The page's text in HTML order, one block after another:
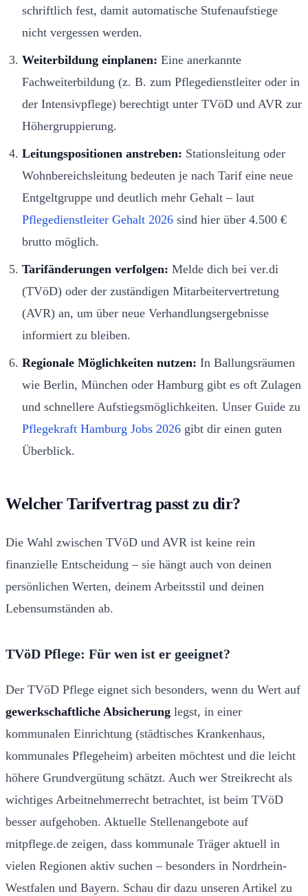
schriftlich fest, damit automatische Stufenaufstiege
nicht vergessen werden.
Weiterbildung einplanen: Eine anerkannte
Fachweiterbildung (z. B. zum Pflegedienstleiter oder in
der Intensivpflege) berechtigt unter TVöD und AVR zur
Höhergruppierung.
Leitungspositionen anstreben: Stationsleitung oder
Wohnbereichsleitung bedeuten je nach Tarif eine neue
Entgeltgruppe und deutlich mehr Gehalt – laut
Pflegedienstleiter Gehalt 2026 sind hier über 4.500 €
brutto möglich.
Tarifänderungen verfolgen: Melde dich bei ver.di
(TVöD) oder der zuständigen Mitarbeitervertretung
(AVR) an, um über neue Verhandlungsergebnisse
informiert zu bleiben.
Regionale Möglichkeiten nutzen: In Ballungsräumen
wie Berlin, München oder Hamburg gibt es oft Zulagen
und schnellere Aufstiegsmöglichkeiten. Unser Guide zu
Pflegekraft Hamburg Jobs 2026 gibt dir einen guten
Überblick.
Welcher Tarifvertrag passt zu dir?
Die Wahl zwischen TVöD und AVR ist keine rein
finanzielle Entscheidung – sie hängt auch von deinen
persönlichen Werten, deinem Arbeitsstil und deinen
Lebensumständen ab.
TVöD Pflege: Für wen ist er geeignet?
Der TVöD Pflege eignet sich besonders, wenn du Wert auf
gewerkschaftliche Absicherung legst, in einer
kommunalen Einrichtung (städtisches Krankenhaus,
kommunales Pflegeheim) arbeiten möchtest und die leicht
höhere Grundvergütung schätzt. Auch wer Streikrecht als
wichtiges Arbeitnehmerrecht betrachtet, ist beim TVöD
besser aufgehoben. Aktuelle Stellenangebote auf
mitpflege.de zeigen, dass kommunale Träger aktuell in
vielen Regionen aktiv suchen – besonders in Nordrhein-
Westfalen und Bayern. Schau dir dazu unseren Artikel zu